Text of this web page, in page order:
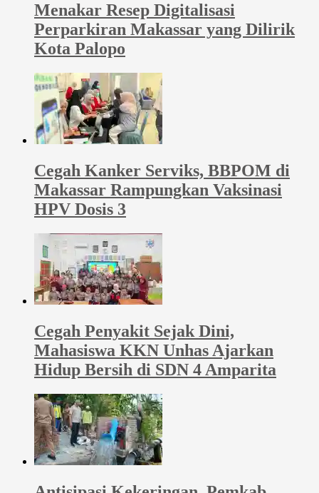
Menakar Resep Digitalisasi
Perparkiran Makassar yang Dilirik
Kota Palopo
Cegah Kanker Serviks, BBPOM di
Makassar Rampungkan Vaksinasi
HPV Dosis 3
Cegah Penyakit Sejak Dini,
Mahasiswa KKN Unhas Ajarkan
Hidup Bersih di SDN 4 Amparita